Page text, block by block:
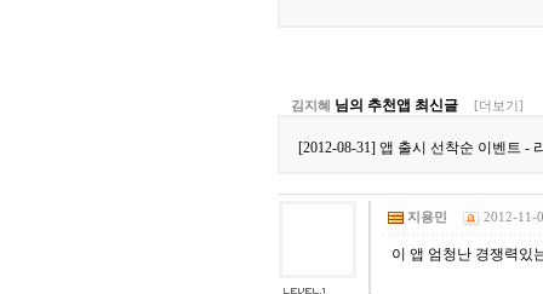
김지혜 님의 추천앱 최신글 [더보기]
[2012-08-31] 앱 출시 선착순 이벤트 -
지용민 2012-11-
이 앱 엄청난 경쟁력있